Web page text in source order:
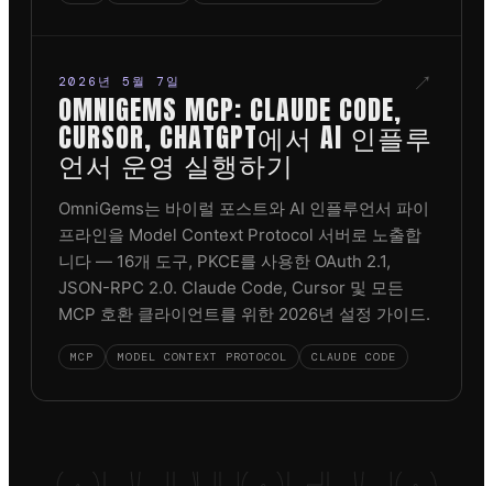
2026년 5월 7일 ↗
OMNIGEMS MCP: CLAUDE CODE,
CURSOR, CHATGPT에서 AI 인플루
언서 운영 실행하기
OmniGems는 바이럴 포스트와 AI 인플루언서 파이
프라인을 Model Context Protocol 서버로 노출합
니다 — 16개 도구, PKCE를 사용한 OAuth 2.1,
JSON-RPC 2.0. Claude Code, Cursor 및 모든
MCP 호환 클라이언트를 위한 2026년 설정 가이드.
MCP MODEL CONTEXT PROTOCOL CLAUDE CODE